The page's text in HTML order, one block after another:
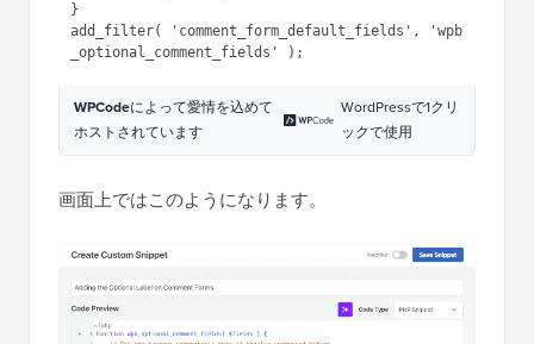
}
add_filter( 'comment_form_default_fields', 'wpb
WPCodeによって愛情を込めて
ホストされています
WordPressで1クリ
ックで使用
画面上ではこのようになります。